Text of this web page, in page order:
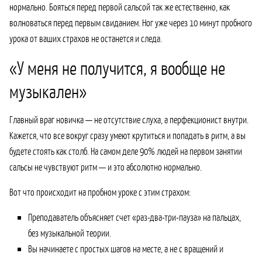
нормально. Бояться перед первой сальсой так же естественно, как
волноваться перед первым свиданием. Ног уже через 10 минут пробного
урока от ваших страхов не останется и следа.
«У меня не получится, я вообще не
музыкален»
Главный враг новичка — не отсутствие слуха, а перфекционист внутри.
Кажется, что все вокруг сразу умеют крутиться и попадать в ритм, а вы
будете стоять как столб. На самом деле 90% людей на первом занятии
сальсы не чувствуют ритм — и это абсолютно нормально.
Вот что происходит на пробном уроке с этим страхом:
Преподаватель объясняет счет «раз-два-три-пауза» на пальцах,
без музыкальной теории.
Вы начинаете с простых шагов на месте, а не с вращений и